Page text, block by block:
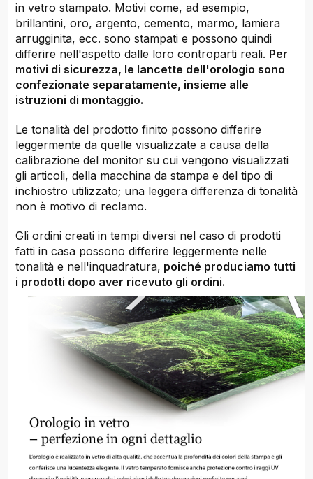
in vetro stampato. Motivi come, ad esempio,
brillantini, oro, argento, cemento, marmo, lamiera
arrugginita, ecc. sono stampati e possono quindi
differire nell'aspetto dalle loro controparti reali. Per
motivi di sicurezza, le lancette dell'orologio sono
confezionate separatamente, insieme alle
istruzioni di montaggio.
Le tonalità del prodotto finito possono differire
leggermente da quelle visualizzate a causa della
calibrazione del monitor su cui vengono visualizzati
gli articoli, della macchina da stampa e del tipo di
inchiostro utilizzato; una leggera differenza di tonalità
non è motivo di reclamo.
Gli ordini creati in tempi diversi nel caso di prodotti
fatti in casa possono differire leggermente nelle
tonalità e nell'inquadratura, poiché produciamo tutti
i prodotti dopo aver ricevuto gli ordini.